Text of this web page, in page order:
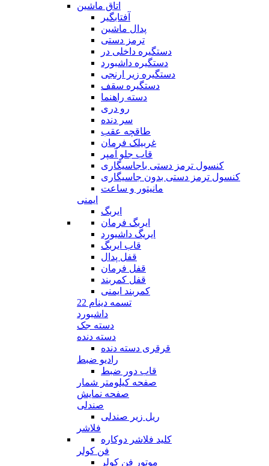
اتاق ماشین
آفتابگیر
پدال ماشین
ترمز دستی
دستگیره داخلی در
دستگیره داشبورد
دستگیره زیر ارنجی
دستگیره سقف
دسته راهنما
رو دری
سر دنده
طاقچه عقب
غربیلک فرمان
قاب جلو آمپر
کنسول ترمز دستی باجاسیگاری
کنسول ترمز دستی بدون جاسیگاری
مانیتور و ساعت
ایمنی
ایربگ
ایربگ فرمان
ایریگ داشیورد
قاب ایربگ
قفل پدال
قفل فرمان
قفل کمربند
کمربند ایمنی
تسمه دینام 22
داشبورد
دسته جک
دسته دنده
قرقری دسته دنده
رادیو ضبط
قاب دور ضبط
صفحه کیلومتر شمار
صفحه نمایش
صندلی
ریل زیر صندلی
فلاشر
کلید فلاشر دوکاره
فن کولر
موتور فن کولر